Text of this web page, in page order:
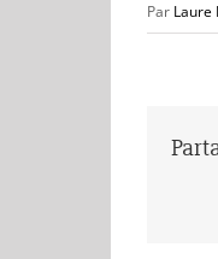
Par Laure